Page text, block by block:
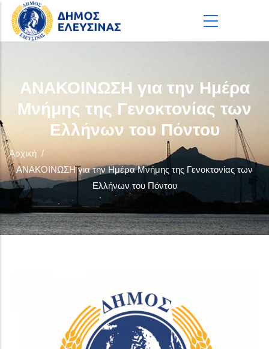
Παράκαμψη προς το κυρίως περιεχόμενο
ΑΝΑΚΟΙΝΩΣΗ για την Ημέρα
Μνήμης της Γενοκτονίας των
Ελλήνων του Πόντου
Αρχική /
ΑΝΑΚΟΙΝΩΣΗ για την Ημέρα Μνήμης της Γενοκτονίας των
Ελλήνων του Πόντου